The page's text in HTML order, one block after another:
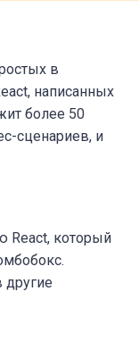
в
написанных
более 50
сценариев, и
React, который
другие